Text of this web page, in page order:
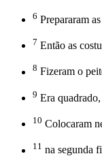
6 Prepararam
7 Então as
8 Fizeram o
9 Era
10 Colocaram
11 na segunda